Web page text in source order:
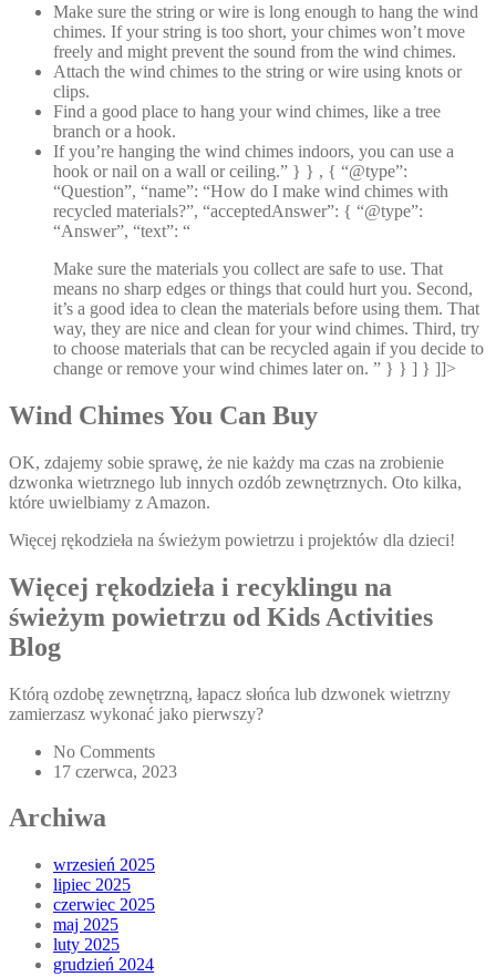
Make sure the string or wire is long enough to hang the wind
chimes. If your string is too short, your chimes won’t move
freely and might prevent the sound from the wind chimes.
Attach the wind chimes to the string or wire using knots or
clips.
Find a good place to hang your wind chimes, like a tree
branch or a hook.
If you’re hanging the wind chimes indoors, you can use a
hook or nail on a wall or ceiling.” } } , { “@type”:
“Question”, “name”: “How do I make wind chimes with
recycled materials?”, “acceptedAnswer”: { “@type”:
“Answer”, “text”: “
Make sure the materials you collect are safe to use. That
means no sharp edges or things that could hurt you. Second,
it’s a good idea to clean the materials before using them. That
way, they are nice and clean for your wind chimes. Third, try
to choose materials that can be recycled again if you decide to
change or remove your wind chimes later on. ” } } ] } ]]>
Wind Chimes You Can Buy
OK, zdajemy sobie sprawę, że nie każdy ma czas na zrobienie
dzwonka wietrznego lub innych ozdób zewnętrznych. Oto kilka,
które uwielbiamy z Amazon.
Więcej rękodzieła na świeżym powietrzu i projektów dla dzieci!
Więcej rękodzieła i recyklingu na
świeżym powietrzu od Kids Activities
Blog
Którą ozdobę zewnętrzną, łapacz słońca lub dzwonek wietrzny
zamierzasz wykonać jako pierwszy?
No Comments
17 czerwca, 2023
Archiwa
wrzesień 2025
lipiec 2025
czerwiec 2025
maj 2025
luty 2025
grudzień 2024